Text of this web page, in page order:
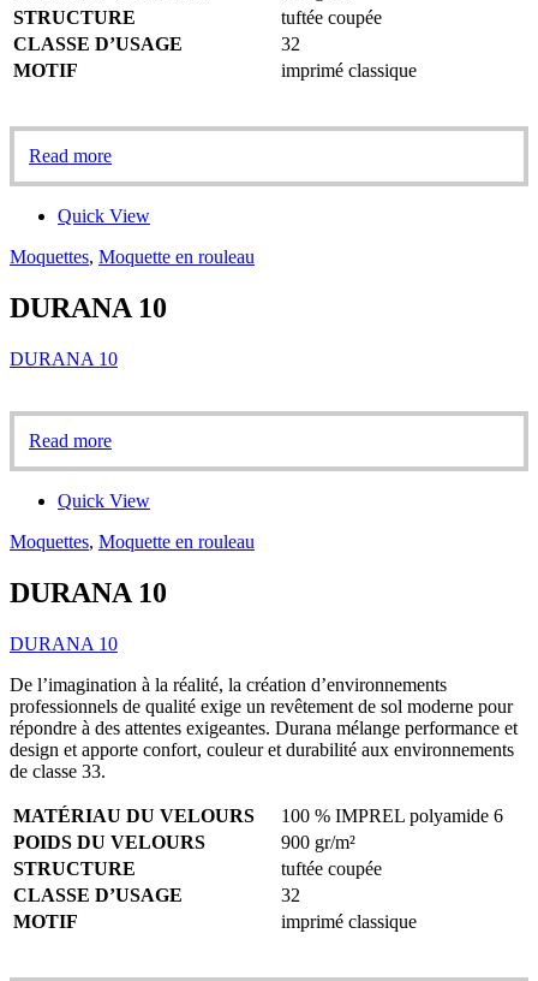
STRUCTURE
tuftée coupée
CLASSE D’USAGE
32
MOTIF
imprimé classique
Read more
Quick View
Moquettes, Moquette en rouleau
DURANA 10
DURANA 10
Read more
Quick View
Moquettes, Moquette en rouleau
DURANA 10
DURANA 10
De l’imagination à la réalité, la création d’environnements
professionnels de qualité exige un revêtement de sol moderne pour
répondre à des attentes exigeantes. Durana mélange performance et
design et apporte confort, couleur et durabilité aux environnements
de classe 33.
MATÉRIAU DU VELOURS
100 % IMPREL polyamide 6
POIDS DU VELOURS
900 gr/m²
STRUCTURE
tuftée coupée
CLASSE D’USAGE
32
MOTIF
imprimé classique